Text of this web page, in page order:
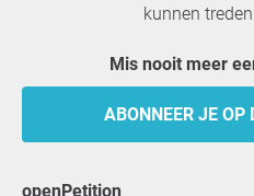
kunnen
Mis nooit meer
ABONNEER JE OP
openPetition